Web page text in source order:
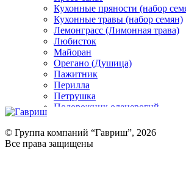
Кухонные пряности (набор
Кухонные травы (набор семян)
Лемонграсс (Лимонная трава)
Любисток
Майоран
Орегано (Душица)
Пажитник
Перилла
Петрушка
Подорожник оленерогий
Ревень
Рукола
Рута
© Группа компаний “Гавриш”, 2026
Все права защищены